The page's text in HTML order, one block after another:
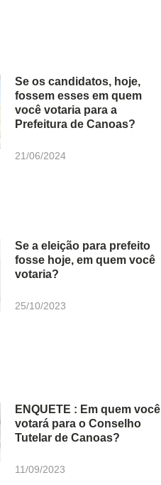
Se os candidatos, hoje,
fossem esses em quem
você votaria para a
Prefeitura de Canoas?
21/06/2024
Se a eleição para prefeito
fosse hoje, em quem você
votaria?
25/10/2023
ENQUETE : Em quem você
votará para o Conselho
Tutelar de Canoas?
11/09/2023